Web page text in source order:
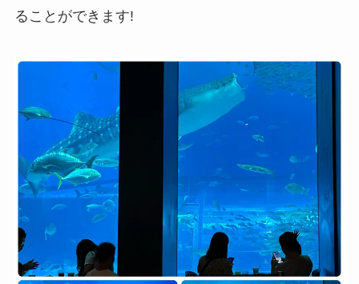
ることができます!